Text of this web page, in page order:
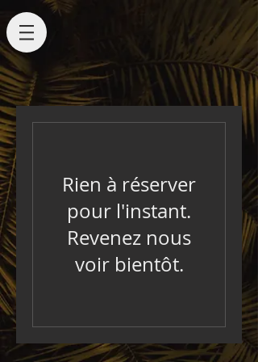
Rien à réserver
pour l'instant.
Revenez nous
voir bientôt.